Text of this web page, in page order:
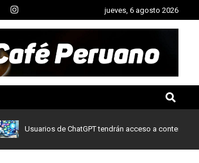
jueves, 6 agosto 2026
Usuarios de ChatGPT tendrán acceso a contenidos de